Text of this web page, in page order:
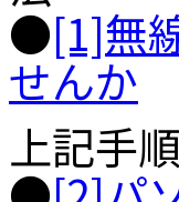
●[1]無
せんか
上記手